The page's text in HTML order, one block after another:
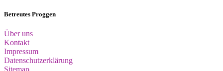
Betreutes Proggen
Über uns
Kontakt
Impressum
Datenschutzerklärung